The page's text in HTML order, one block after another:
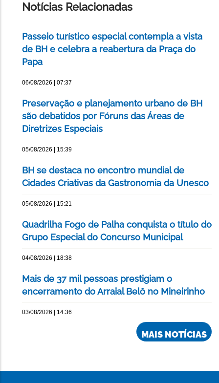
Notícias Relacionadas
Passeio turístico especial contempla a vista
de BH e celebra a reabertura da Praça do
Papa
06/08/2026 | 07:37
Preservação e planejamento urbano de BH
são debatidos por Fóruns das Áreas de
Diretrizes Especiais
05/08/2026 | 15:39
BH se destaca no encontro mundial de
Cidades Criativas da Gastronomia da Unesco
05/08/2026 | 15:21
Quadrilha Fogo de Palha conquista o título do
Grupo Especial do Concurso Municipal
04/08/2026 | 18:38
Mais de 37 mil pessoas prestigiam o
encerramento do Arraial Belô no Mineirinho
03/08/2026 | 14:36
MAIS NOTÍCIAS